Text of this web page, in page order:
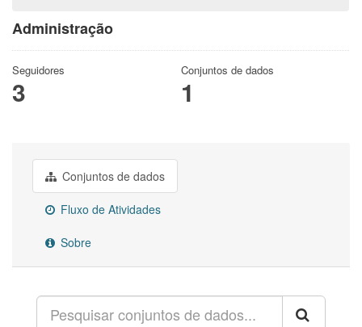
Administração
Seguidores
3
Conjuntos de dados
1
Conjuntos de dados
Fluxo de Atividades
Sobre